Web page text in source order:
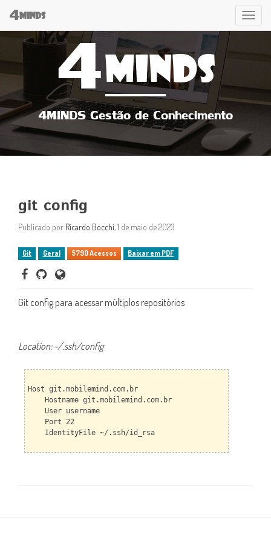
4MINDS 4MINDS
4MINDS Gestão de Conhecimento
git config
Publicado por Ricardo Bocchi, 1 de maio de 2023
Git Geral 5790 Acessos Baixar em PDF
Git config para acessar múltiplos repositórios
Location: ~/.ssh/config
Host git.mobilemind.com.br
Hostname git.mobilemind.com.br
User username
Port 22
IdentityFile ~/.ssh/id_rsa